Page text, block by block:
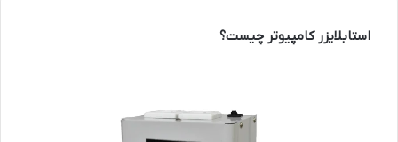
استابلایزر کامپیوتر چیست؟